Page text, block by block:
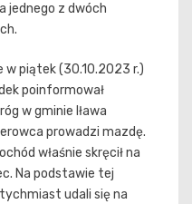
jednego z dwóch
w piątek (30.10.2023 r.)
poinformował
w gminie Iława
prowadzi mazdę.
właśnie skręcił na
Na podstawie tej
udali się na